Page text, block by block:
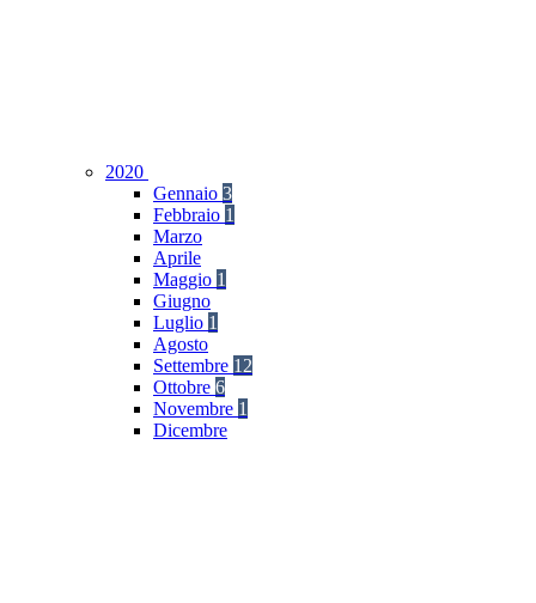
2020
Gennaio 3
Febbraio 1
Marzo
Aprile
Maggio 1
Giugno
Luglio 1
Agosto
Settembre 12
Ottobre 6
Novembre 1
Dicembre